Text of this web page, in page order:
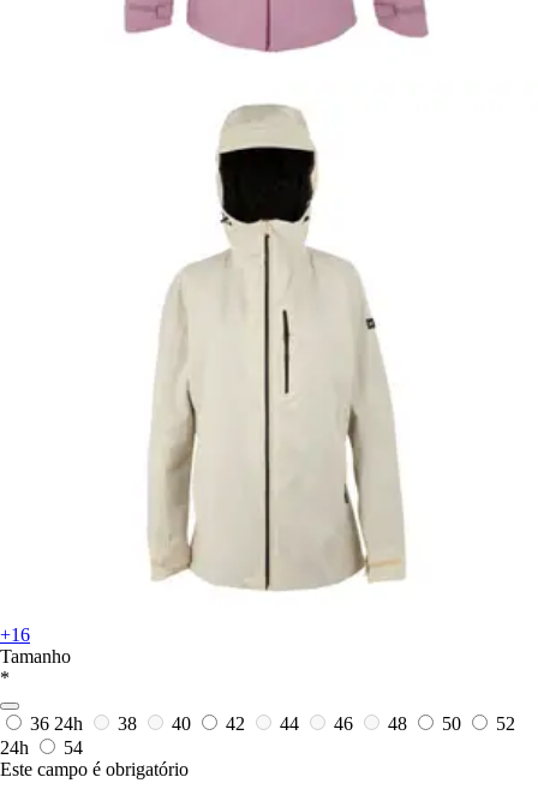
+16
Tamanho
*
36 24h 38 40 42 44 46 48 50
52
24h
54
Este campo é obrigatório